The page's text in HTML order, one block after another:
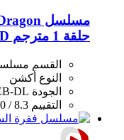
حلقة 1 مترجم HD
القسم
النوع أكشن
الجودة DL
التقييم 8.3 / 10